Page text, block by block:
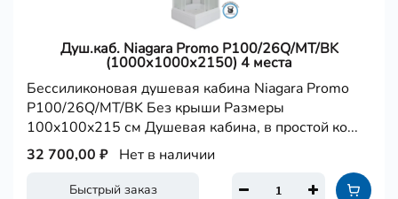
Душ.каб. Niagara Promo P100/26Q/MT/BK
(1000х1000х2150) 4 места
Бессиликоновая душевая кабина Niagara Promo
P100/26Q/MT/BK Без крыши Размеры
100x100x215 см Душевая кабина, в простой ко...
Быстрый заказ
32 700,00 ₽ Нет в наличии